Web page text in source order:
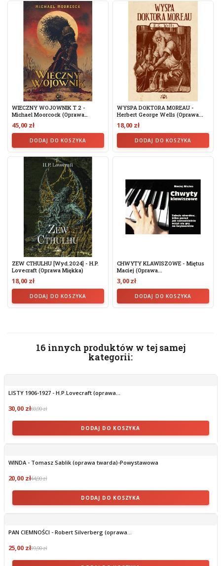
WIECZNY WOJOWNIK T 2 -
Michael Moorcock (oprawa
Twarda)
45,00 zł
DODAJ DO KOSZYKA
WYSPA DOKTORA MOREAU -
Herbert George Wells (oprawa...
18,00 zł
DODAJ DO KOSZYKA
ZEW CTHULHU [wyd.2024] - H.P.
Lovecraft (oprawa Miękka)
18,00 zł
DODAJ DO KOSZYKA
CHWYTY KLAWISZOWE - Miętus
Maciej (oprawa...
3,00 zł
DODAJ DO KOSZYKA
16 innych produktów w tej samej
kategorii:
LISTY 1906-1927 - H.P.Lovecraft (oprawa...
30,00 zł69,90 zł
DODAJ DO KOSZYKA
WINDA - Tomasz Sablik (oprawa twarda)-Powystawowa
20,00 zł44,90 zł
DODAJ DO KOSZYKA
PAN CIEMNOŚCI - Robert Silverberg (oprawa...
25,00 zł89,90 zł